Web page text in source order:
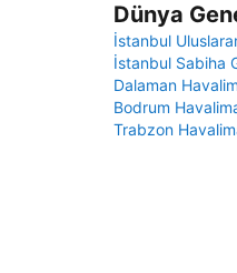
Dünya
İstanbul
İstanbul Sabiha
Dalaman
Bodrum
Trabzon